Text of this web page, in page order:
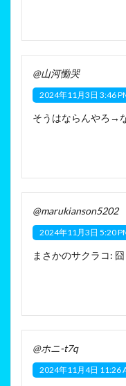
@山河慟哭
2024年11月3日 3:46
そうはならんやろ→
@marukianson5202
2024年11月3日 5:20
まさかのサクラコ: 囧
@ホニ-t7q
2024年11月4日 11:26